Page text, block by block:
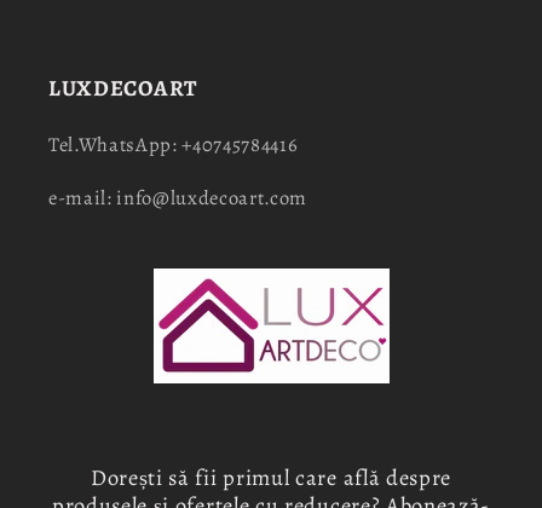
LUXDECOART
Tel.WhatsApp: +40745784416
e-mail: info@luxdecoart.com
Dorești să fii primul care află despre